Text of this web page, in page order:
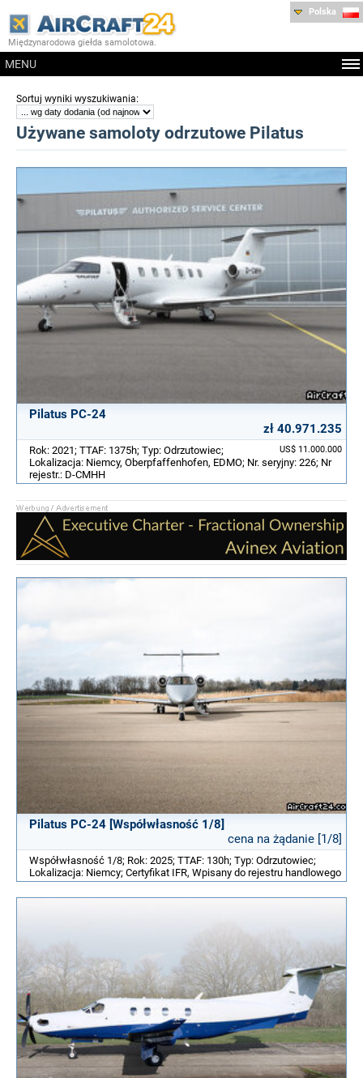
Międzynarodowa giełda samolotowa.
MENU
Polska
Sortuj wyniki wyszukiwania:
Używane samoloty odrzutowe Pilatus
Pilatus PC-24
zł 40.971.235
US$ 11.000.000
Rok: 2021; TTAF: 1375h; Typ: Odrzutowiec;
Lokalizacja: Niemcy, Oberpfaffenhofen, EDMO; Nr. seryjny: 226; Nr
rejestr.: D-CMHH
Pilatus PC-24 [Współwłasność 1/8]
cena na żądanie [1/8]
Współwłasność 1/8; Rok: 2025; TTAF: 130h; Typ: Odrzutowiec;
Lokalizacja: Niemcy; Certyfikat IFR, Wpisany do rejestru handlowego